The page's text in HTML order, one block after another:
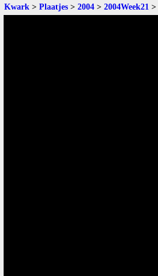
Kwark > Plaatjes > 2004 > 2004Week21 >